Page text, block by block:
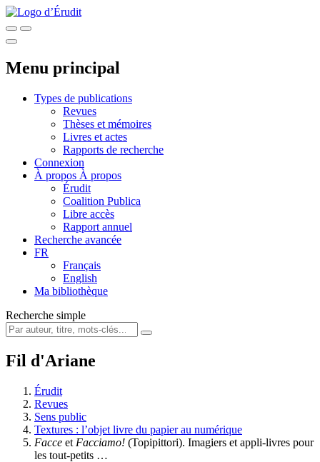
Menu principal
Types de publications
Revues
Thèses et mémoires
Livres et actes
Rapports de recherche
Connexion
À propos À propos
Érudit
Coalition Publica
Libre accès
Rapport annuel
Recherche avancée
FR
Français
English
Ma bibliothèque
Recherche simple
Fil d'Ariane
Érudit
Revues
Sens public
Textures : l’objet livre du papier au numérique
Facce et Facciamo! (Topipittori). Imagiers et appli-livres pour
les tout-petits …